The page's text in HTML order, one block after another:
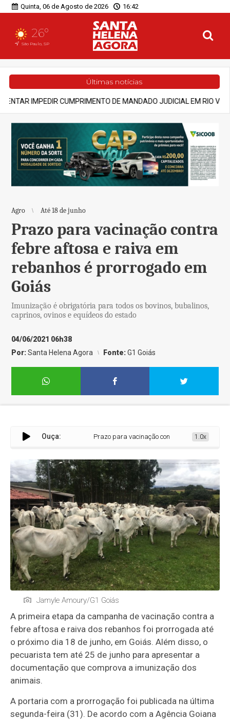
Quinta, 06 de Agosto de 2026 16:42
26°
São Paulo, SP
Últimas notícias
JUDICIAL EM RIO VERDE Notícias GOVERNO DE
Agro Até 18 de junho
Prazo para vacinação contra
febre aftosa e raiva em
rebanhos é prorrogado em
Goiás
Imunização é obrigatória para todos os bovinos, bubalinos,
caprinos, ovinos e equídeos do estado
04/06/2021 06h38
Por:Santa Helena Agora Fonte:G1 Goiás
Ouça: Prazo para vacinação contra febre aftosa e raiva em
1.0x
Jamyle Amoury/G1 Goiás
A primeira etapa da campanha de vacinação contra a
febre aftosa e raiva dos rebanhos foi prorrogada até
o próximo dia 18 de junho, em Goiás. Além disso, o
pecuarista tem até 25 de junho para apresentar a
documentação que comprova a imunização dos
animais.
A portaria com a prorrogação foi publicada na última
segunda-feira (31). De acordo com a Agência Goiana